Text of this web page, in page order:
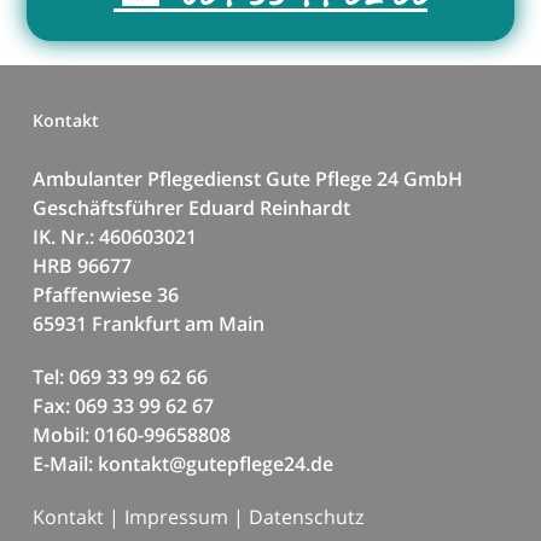
Kontakt
Ambulanter Pflegedienst Gute Pflege 24 GmbH
Geschäftsführer Eduard Reinhardt
IK. Nr.: 460603021
HRB 96677
Pfaffenwiese 36
65931 Frankfurt am Main
Tel: 069 33 99 62 66
Fax: 069 33 99 62 67
Mobil: 0160-99658808
E-Mail: kontakt@gutepflege24.de
Kontakt| Impressum | Datenschutz